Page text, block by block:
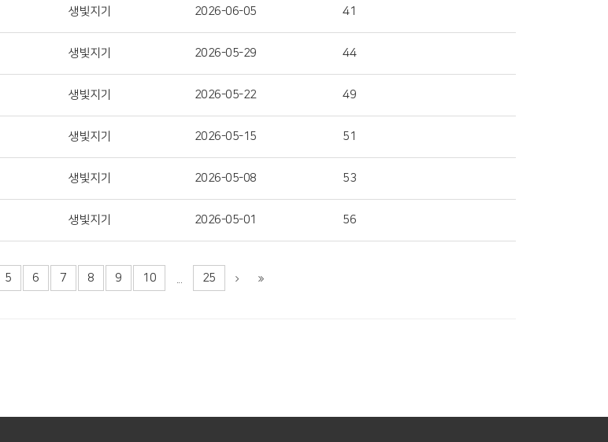
생빛지기 2026-06-05 41
생빛지기 2026-05-29 44
생빛지기 2026-05-22 49
생빛지기 2026-05-15 51
생빛지기 2026-05-08 53
생빛지기 2026-05-01 56
5 6 7 8 9 10 25